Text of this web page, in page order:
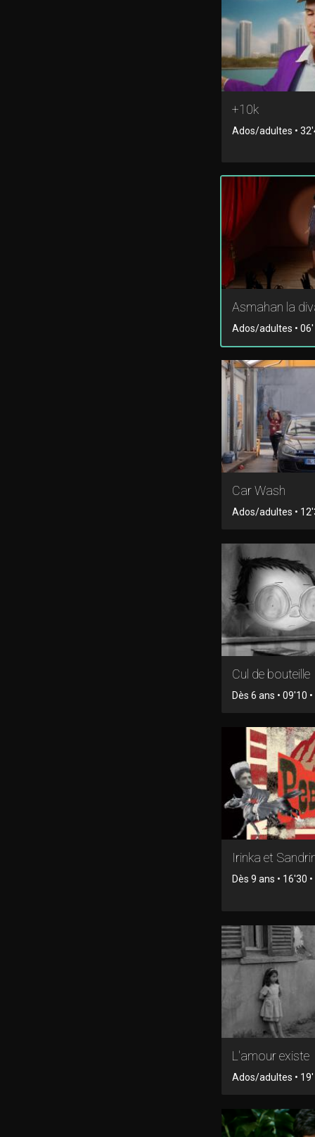
+10k
Ados/adultes •
Asmahan la
Ados/adultes •
Car Wash
Ados/adultes •
Cul de bouteille
Dès 6 ans • 09'10
Irinka et
Dès 9 ans • 16'30
L'amour existe
Ados/adultes •